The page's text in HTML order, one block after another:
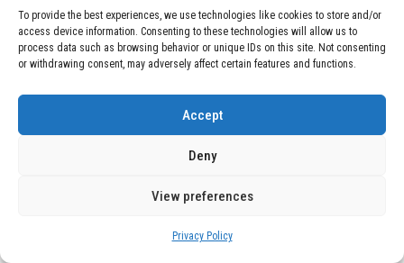
To provide the best experiences, we use technologies like cookies to store and/or
access device information. Consenting to these technologies will allow us to
process data such as browsing behavior or unique IDs on this site. Not consenting
or withdrawing consent, may adversely affect certain features and functions.
Accept
Deny
View preferences
Privacy Policy
ruedas todo terreno: este scooter cuesta
solo 300 euros y representa una
adquisición impresionante
BLOG December 24, 2025
GAME se Une a la Oferta de Balizas V16
Geolocalizadas, Obligatorias a Partir de
December 24, 2025
de Ancianos de Pensilvania Deja al